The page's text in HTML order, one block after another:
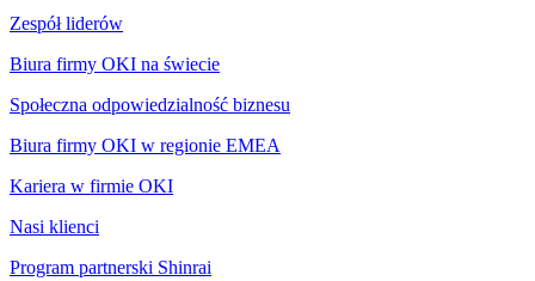
Zespół liderów
Biura firmy OKI na świecie
Społeczna odpowiedzialność biznesu
Biura firmy OKI w regionie EMEA
Kariera w firmie OKI
Nasi klienci
Program partnerski Shinrai